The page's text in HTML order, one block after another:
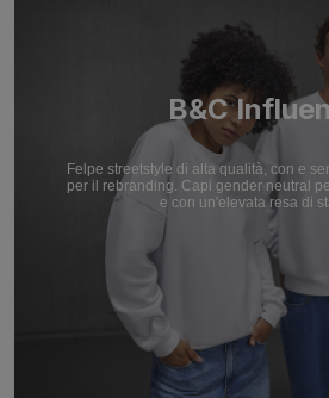
B&C
Felpe streetstyle di alta qualità, con e
per il rebranding. Capi gender neutral
e con un'elevata resa di